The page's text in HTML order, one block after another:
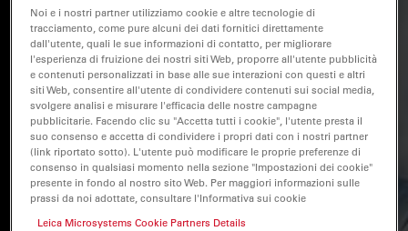
ricerca. Troverete informazioni approfondite sulla
microscopia avanzata, sulle tecniche di imaging, sulla
preparazione dei campioni e sull'analisi delle immagini.
Gli argomenti trattati comprendono la biologia
cellulare, le neuroscienze e la ricerca sul cancro, con
particolare attenzione alle applicazioni e alle
innovazioni più avanzate.
Noi e i nostri partner utilizziamo cookie e altre tecnologie di
tracciamento, come pure alcuni dei dati fornitici direttamente
dall'utente, quali le sue informazioni di contatto, per migliorare
l'esperienza di fruizione dei nostri siti Web, proporre all'utente pubblicità
e contenuti personalizzati in base alle sue interazioni con questi e altri
siti Web, consentire all'utente di condividere contenuti sui social media,
svolgere analisi e misurare l'efficacia delle nostre campagne
pubblicitarie. Facendo clic su "Accetta tutti i cookie", l'utente presta il
suo consenso e accetta di condividere i propri dati con i nostri partner
(link riportato sotto). L'utente può modificare le proprie preferenze di
consenso in qualsiasi momento nella sezione "Impostazioni dei cookie"
presente in fondo al nostro sito Web. Per maggiori informazioni sulle
prassi da noi adottate, consultare l'Informativa sui cookie
Leica Microsystems Cookie Partners Details